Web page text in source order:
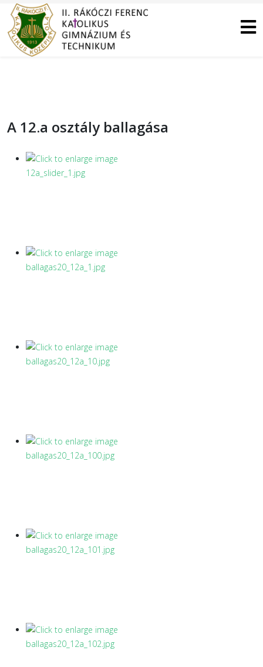
A 12.a osztály ballagása